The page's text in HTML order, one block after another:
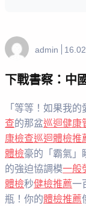
admin
下戰書察：中
「等等！如果我
查的那盆巡迴健康
康檢查巡迴體檢推
體檢豪的「霸氣」
的強迫協調模一般
體檢秒健檢推薦一
瓶！你的體檢推薦